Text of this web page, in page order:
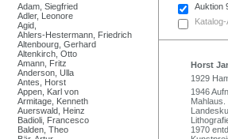
Adam, Siegfried
Adler, Leonore
Agid,
Ahlers-Hestermann, Friedrich
Altenbourg, Gerhard
Altenkirch, Otto
Amann, Fritz
Anderson, Ulla
Antes, Horst
Appen, Karl von
Armitage, Kenneth
Auerswald, Heinz
Badioli, Francesco
Balden, Theo
Auktion
Horst
1929
1946
1970